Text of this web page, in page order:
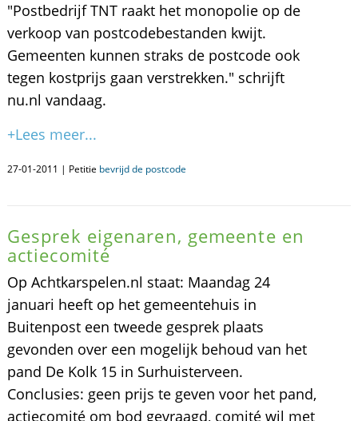
"Postbedrijf TNT raakt het monopolie op de
verkoop van postcodebestanden kwijt.
Gemeenten kunnen straks de postcode ook
tegen kostprijs gaan verstrekken." schrijft
nu.nl vandaag.
+Lees meer...
27-01-2011 | Petitie bevrijd de postcode
Gesprek eigenaren, gemeente en
actiecomité
Op Achtkarspelen.nl staat: Maandag 24
januari heeft op het gemeentehuis in
Buitenpost een tweede gesprek plaats
gevonden over een mogelijk behoud van het
pand De Kolk 15 in Surhuisterveen.
Conclusies: geen prijs te geven voor het pand,
actiecomité om bod gevraagd, comité wil met